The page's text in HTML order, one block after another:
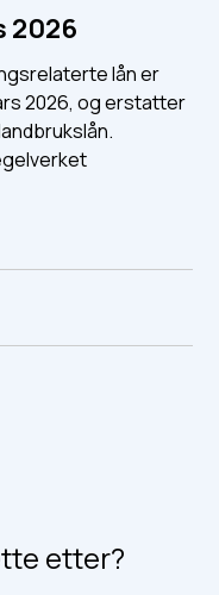
2026
lån er
2026, og erstatter
etter?